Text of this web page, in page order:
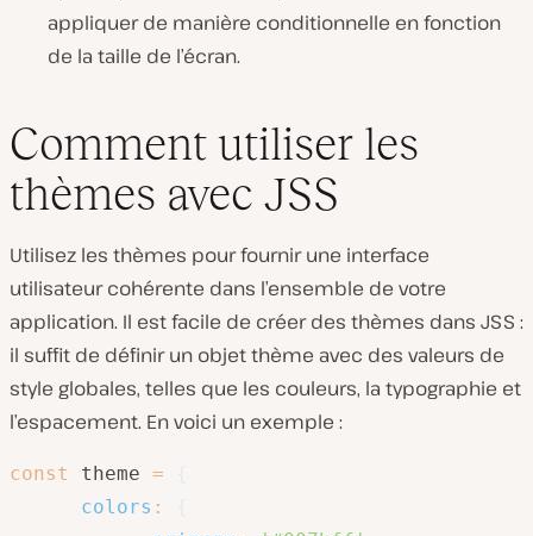
appliquer de manière conditionnelle en fonction
de la taille de l’écran.
Comment utiliser les
thèmes avec JSS
Utilisez les thèmes pour fournir une interface
utilisateur cohérente dans l’ensemble de votre
application. Il est facile de créer des thèmes dans JSS :
il suffit de définir un objet thème avec des valeurs de
style globales, telles que les couleurs, la typographie et
l’espacement. En voici un exemple :
const theme =
colors :